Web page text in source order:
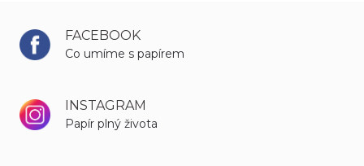
FACEBOOK
Co umíme s papírem
INSTAGRAM
Papír plný života